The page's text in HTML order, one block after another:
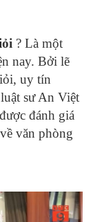
? Là một
nay. Bởi lẽ
uy tín
sư An Việt
đánh giá
văn phòng